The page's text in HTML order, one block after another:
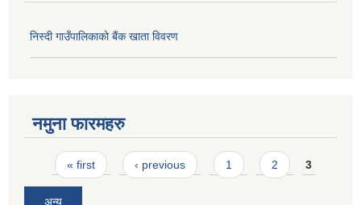
निस्दी गाउँपालिकाको बैंक खाता विवरण
नमुना फारमहरु
Pages
« first ‹ previous 1 2 3
अन्य